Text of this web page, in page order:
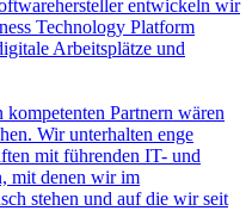
entwickeln wir
Technology Platform
Arbeitsplätze und
Partnern wären
Wir unterhalten enge
mit führenden IT- und
mit denen wir im
stehen und auf die wir seit